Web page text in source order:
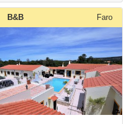
B&B Faro